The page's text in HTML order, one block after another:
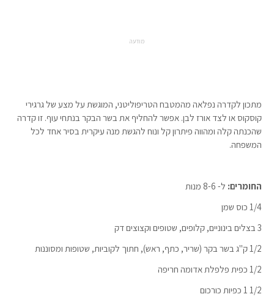
מודעה
מתכון לקדרה נפלאה מהמטבח הטריפוליטני, המוגשת על מצע של גרגירי
קוסקוס או לצד אורז לבן. אפשר להחליף את בשר הבקר בנתחי עוף. זו קדרה
שהכנתה קלה ומהווה פיתרון קל ונוח להגשת מנה עיקרית בסיר אחד לכל
המשפחה.
החומרים: ל- 8-6 מנות
1/4 כוס שמן
3 בצלים בינוניים, קלופים, שטופים וקצוצים דק
1/2 ק"ג בשר בקר (שריר, כתף, ראש), חתוך לקוביות, שטופות ומסוננות
1/2 כפית פלפלת אדומה חריפה
1/2 1 כפיות כורכום